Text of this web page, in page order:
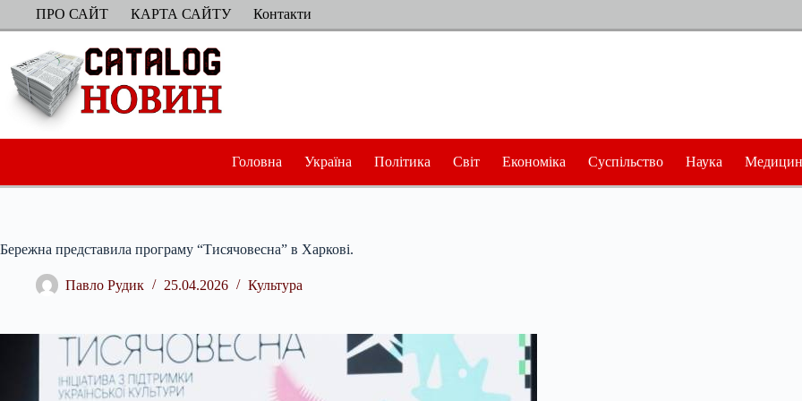
ПерейтиПРО САЙТ КАРТА САЙТУ Контакти
Головна Україна Політика Світ Економіка Суспільство Наука
Бережна представила програму “Тисячовесна” в Харкові.
Павло Рудик 25.04.2026 Культура